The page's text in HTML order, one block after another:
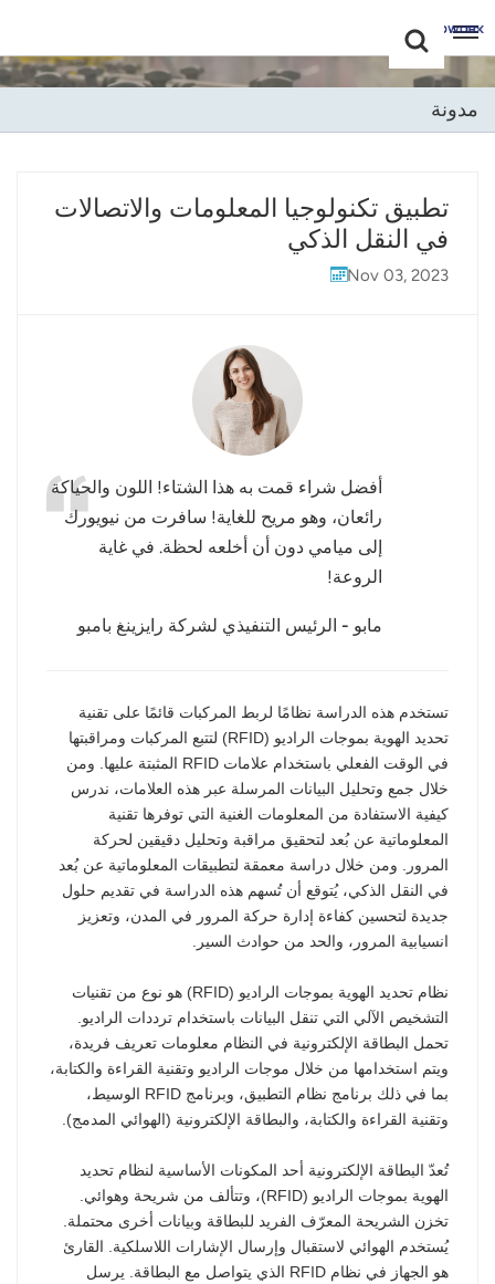
+86 -18681515767
English
Deutsch
Русский
Español
Português
Nederland
عربي
日语
한국어
Ελληνικά
Melayu
Polski
แบบไทย
Tiếng Việt
norsk
magyar
مدونة
تطبيق تكنولوجيا المعلومات والاتصالات
في النقل الذكي
Nov 03, 2023
أفضل شراء قمت به هذا الشتاء! اللون والحياكة
رائعان، وهو مريح للغاية! سافرت من نيويورك
إلى ميامي دون أن أخلعه لحظة. في غاية
الروعة!
مابو - الرئيس التنفيذي لشركة رايزينغ بامبو
تستخدم هذه الدراسة نظامًا لربط المركبات قائمًا على تقنية
تحديد الهوية بموجات الراديو (RFID) لتتبع المركبات ومراقبتها
في الوقت الفعلي باستخدام علامات RFID المثبتة عليها. ومن
خلال جمع وتحليل البيانات المرسلة عبر هذه العلامات، ندرس
كيفية الاستفادة من المعلومات الغنية التي توفرها تقنية
المعلوماتية عن بُعد لتحقيق مراقبة وتحليل دقيقين لحركة
المرور. ومن خلال دراسة معمقة لتطبيقات المعلوماتية عن بُعد
في النقل الذكي، يُتوقع أن تُسهم هذه الدراسة في تقديم حلول
جديدة لتحسين كفاءة إدارة حركة المرور في المدن، وتعزيز
انسيابية المرور، والحد من حوادث السير.
نظام تحديد الهوية بموجات الراديو (RFID) هو نوع من تقنيات
التشخيص الآلي التي تنقل البيانات باستخدام ترددات الراديو.
تحمل البطاقة الإلكترونية في النظام معلومات تعريف فريدة،
ويتم استخدامها من خلال موجات الراديو وتقنية القراءة والكتابة،
بما في ذلك برنامج نظام التطبيق، وبرنامج RFID الوسيط،
وتقنية القراءة والكتابة، والبطاقة الإلكترونية (الهوائي المدمج).
تُعدّ البطاقة الإلكترونية أحد المكونات الأساسية لنظام تحديد
الهوية بموجات الراديو (RFID)، وتتألف من شريحة وهوائي.
تخزن الشريحة المعرّف الفريد للبطاقة وبيانات أخرى محتملة.
يُستخدم الهوائي لاستقبال وإرسال الإشارات اللاسلكية. القارئ
هو الجهاز في نظام RFID الذي يتواصل مع البطاقة. يرسل